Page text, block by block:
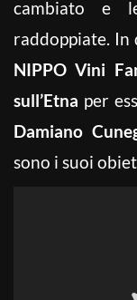
cambiato e
raddoppiate.
NIPPO Vini
sull’Etna per
Damiano
sono i suoi